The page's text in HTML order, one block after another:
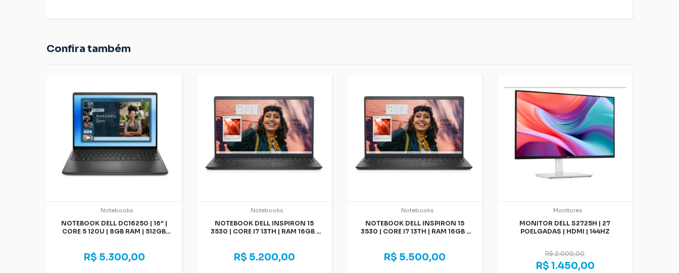
Confira também
Notebooks
NOTEBOOK DELL DC16250 | 16″ |
CORE 5 120U | 8GB RAM | 512GB
R$ 5.300,00
Notebooks
NOTEBOOK DELL INSPIRON 15
3530 | CORE I7 13TH | RAM 16GB |
R$ 5.200,00
Notebooks
NOTEBOOK DELL INSPIRON 15
3530 | CORE I7 13TH | RAM 16GB |
R$ 5.500,00
Monitores
MONITOR DELL S2725H | 27
POELGADAS | HDMI | 144HZ
R$ 2.000,00
R$ 1.450,00